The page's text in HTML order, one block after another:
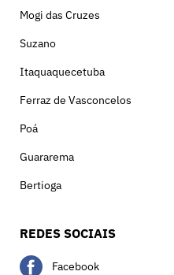
Mogi das Cruzes
Suzano
Itaquaquecetuba
Ferraz de Vasconcelos
Poá
Guararema
Bertioga
REDES SOCIAIS
Facebook